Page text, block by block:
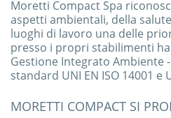
Moretti Compact Spa
aspetti ambientali, della
luoghi di lavoro una delle
presso i propri stabilimenti
Gestione Integrato Ambiente
standard UNI EN ISO 14001 e
MORETTI COMPACT SI